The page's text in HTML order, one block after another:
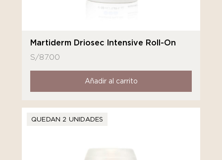
Martiderm Driosec Intensive Roll-On
S/87.00
Añadir al carrito
QUEDAN 2 UNIDADES